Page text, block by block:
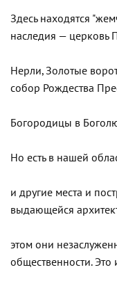
Здесь находятся
наследия — церковь
Нерли, Золотые
собор Рождества
Богородицы в
Но есть в нашей
и другие места и
выдающейся
этом они
общественности. Это